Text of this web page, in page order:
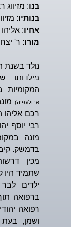
בנו: מזיווג
בנותיו:
אחיו: אליהו
מורו: ר'
נולד בשנת
מילדותו
המקומיות
אבולעפיה)
חכם אליהו
רבי יוסף
מונה
בדמשק.
מכין
שתמיד היו
ילדים
ברפואה
רפואה
ושמן,